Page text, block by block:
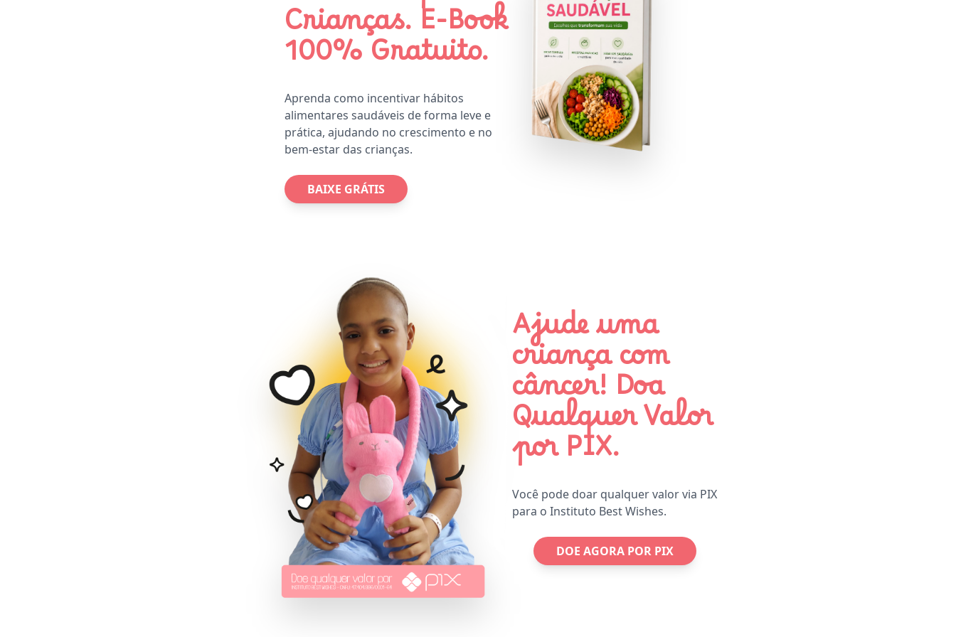
Crianças. E-Book
100% Gratuito.
Aprenda como incentivar hábitos
alimentares saudáveis de forma leve e
prática, ajudando no crescimento e no
bem-estar das crianças.
BAIXE GRÁTIS
Ajude uma
criança com
câncer! Doa
Qualquer Valor
por PIX.
Você pode doar qualquer valor via PIX
para o Instituto Best Wishes.
DOE AGORA POR PIX